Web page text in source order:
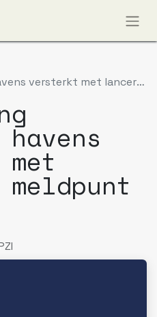
met lancering meldpunt PortWatch